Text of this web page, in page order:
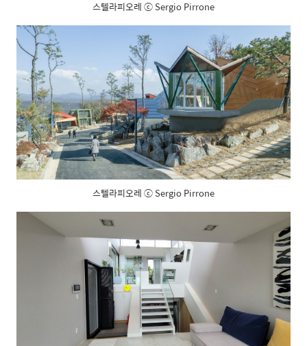
스텔라피오레 ⓒ Sergio Pirrone
스텔라피오레 ⓒ Sergio Pirrone